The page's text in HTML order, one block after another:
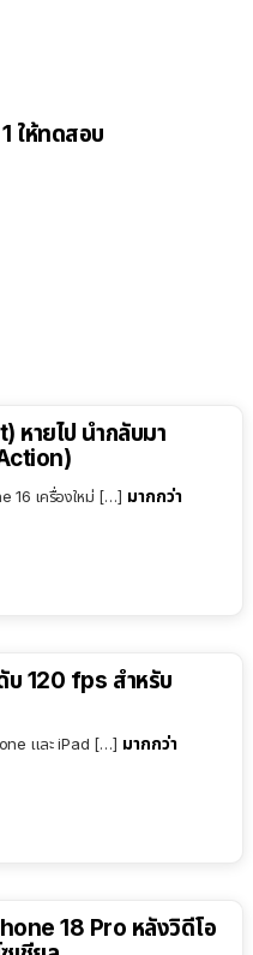
ให้ทดสอบ
หายไป นำกลับมา
16 เครื่องใหม่ […] มากกว่า
บ 120 fps สำหรับ
และ iPad […] มากกว่า
18 Pro หลังวิดีโอ